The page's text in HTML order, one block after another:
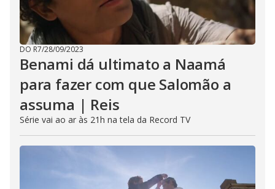
DO R7/28/09/2023
Benami dá ultimato a Naamá
para fazer com que Salomão a
assuma | Reis
Série vai ao ar às 21h na tela da Record TV